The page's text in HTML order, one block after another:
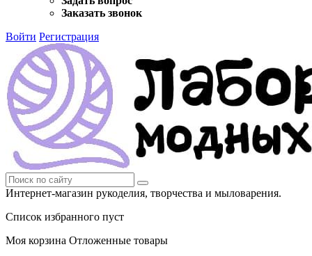
Заказать звонок
Войти Регистрация
Интернет-магазин рукоделия, творчества и мыловарения.
Список избранного пуст
Моя корзина Отложенные товары